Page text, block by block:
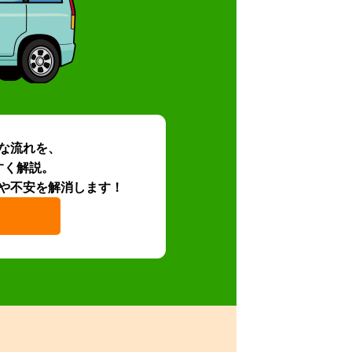
流れを、
解説。
不安を解消します！